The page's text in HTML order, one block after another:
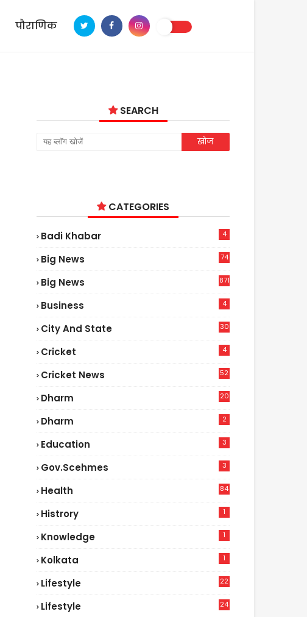
पौराणिक
SEARCH
CATEGORIES
Badi Khabar 4
Big News
74
Big News 871
Business 4
City And State 30
Cricket 4
Cricket News
52
Dharm 20
Dharm 2
Education 3
Gov.scehmes 3
Health
84
Histrory 1
Knowledge 1
Kolkata 1
Lifestyle
22
Lifestyle
24